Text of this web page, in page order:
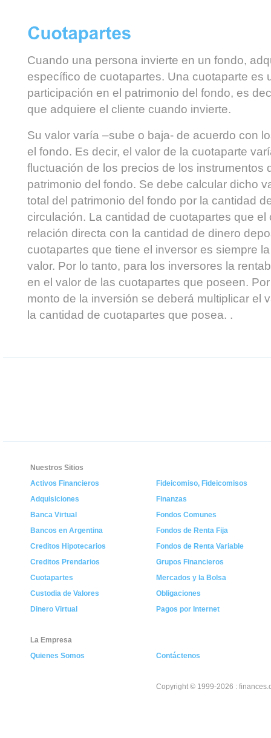
Cuando una persona invierte en un fondo,
específico de cuotapartes. Una cuotaparte es
participación en el patrimonio del fondo, es
que adquiere el cliente cuando invierte.
Su valor varía –sube o baja- de acuerdo con
el fondo. Es decir, el valor de la cuotaparte
fluctuación de los precios de los instrumentos
patrimonio del fondo. Se debe calcular dicho
total del patrimonio del fondo por la cantidad
circulación. La cantidad de cuotapartes que
relación directa con la cantidad de dinero
cuotapartes que tiene el inversor es siempre
valor. Por lo tanto, para los inversores la
en el valor de las cuotapartes que poseen.
monto de la inversión se deberá multiplicar el
la cantidad de cuotapartes que posea. .
Nuestros Sitios
Activos Financieros
Fideicomiso, Fideicomisos
Adquisiciones
Finanzas
Banca Virtual
Fondos Comunes
Bancos en Argentina
Fondos de Renta Fija
Creditos Hipotecarios
Fondos de Renta Variable
Creditos Prendarios
Grupos Financieros
Cuotapartes
Mercados y la Bolsa
Custodia de Valores
Obligaciones
Dinero Virtual
Pagos por Internet
La Empresa
Quienes Somos
Contáctenos
Copyright © 1999-2026 :